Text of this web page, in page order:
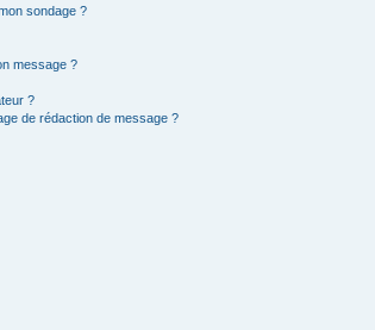
sondage ?
message ?
?
de rédaction de message ?